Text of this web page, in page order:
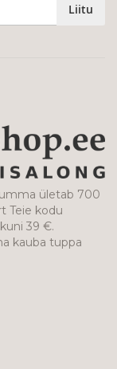
Liitu
ületab 700
Teie kodu
39 €.
kauba tuppa